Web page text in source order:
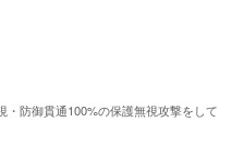
防御貫通100%の保護無視攻撃をして